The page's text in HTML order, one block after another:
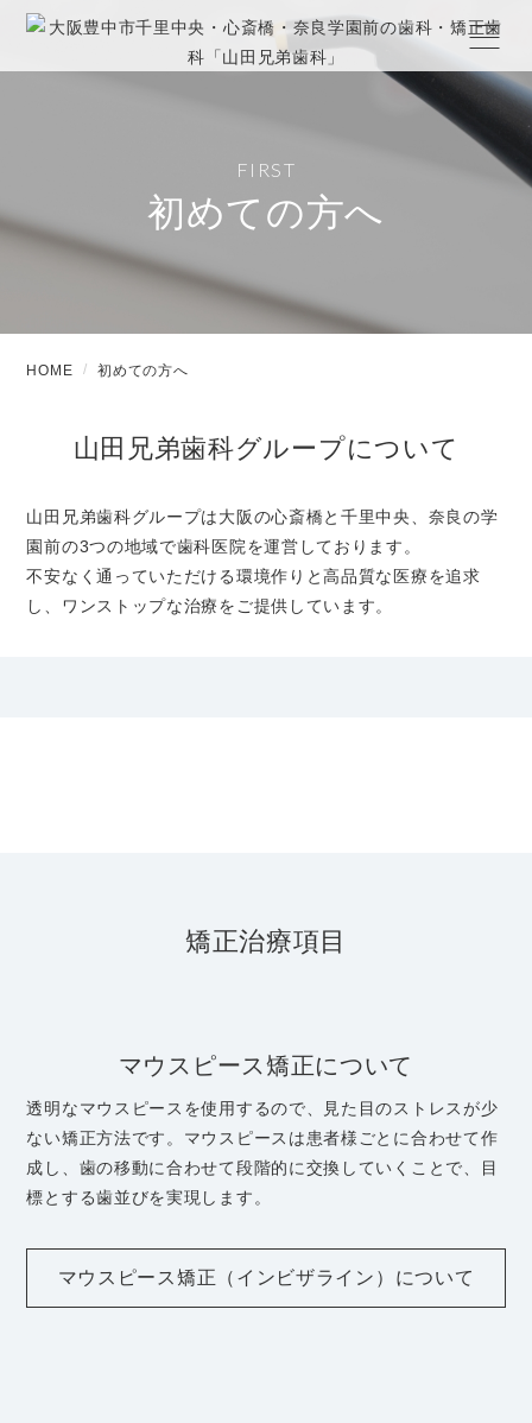
FIRST
初めての方へ
HOME 初めての方へ
山田兄弟歯科グループについて
山田兄弟歯科グループは大阪の心斎橋と千里中央、奈良の学
園前の3つの地域で歯科医院を運営しております。
不安なく通っていただける環境作りと高品質な医療を追求
し、ワンストップな治療をご提供しています。
矯正治療項目
マウスピース矯正について
透明なマウスピースを使用するので、見た目のストレスが少
ない矯正方法です。マウスピースは患者様ごとに合わせて作
成し、歯の移動に合わせて段階的に交換していくことで、目
標とする歯並びを実現します。
マウスピース矯正（インビザライン）について